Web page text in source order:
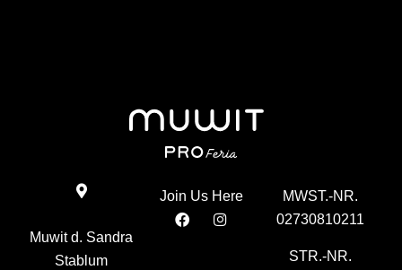
Muwit d. Sandra
Stablum
Join Us Here
MWST.-NR.
02730810211
STR.-NR.